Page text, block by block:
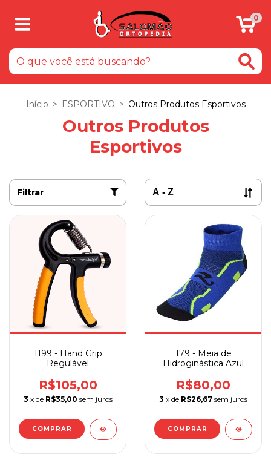
0
Início > ESPORTIVO > Outros Produtos Esportivos
Outros Produtos
Esportivos
Filtrar
1199 - Hand Grip
Regulável
R$105,00
3 x de R$35,00 sem juros
179 - Meia de
Hidroginástica Azul
R$80,00
3 x de R$26,67 sem juros
COMPRAR